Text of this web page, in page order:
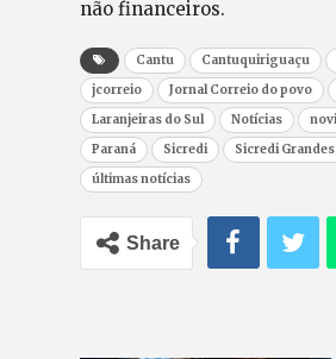
não financeiros.
Cantu Cantuquiriguaçu
jcorreio
Jornal Correio do povo
Laranjeiras do Sul
Notícias
Paraná
Sicredi
Sicredi
últimas notícias
Share